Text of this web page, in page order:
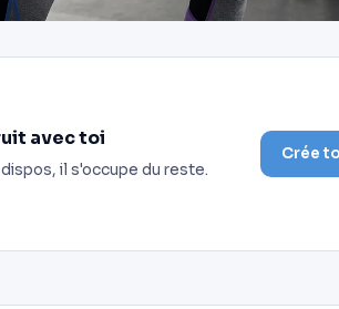
avec toi
il s'occupe du reste.
Crée